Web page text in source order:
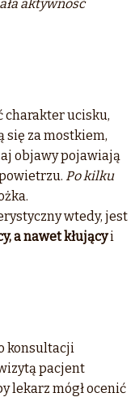
aktywność
charakter ucisku,
się za mostkiem,
objawy pojawiają
Po kilku
wtedy, jest
a nawet kłującyi
konsultacji
pacjent
lekarz mógł ocenić